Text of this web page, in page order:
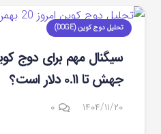
تحلیل دوج کوین (DOGE)
جهش تا ۰.۱۱ دلار است؟
۱۴۰۴/۱۱/۲۰ ۰